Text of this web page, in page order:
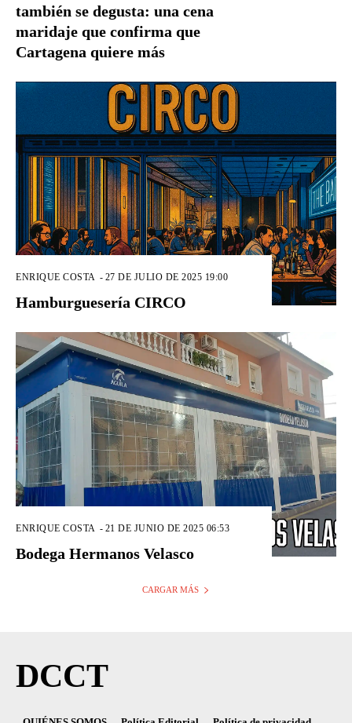
también se degusta: una cena
maridaje que confirma que
Cartagena quiere más
ENRIQUE COSTA - 27 DE JULIO DE 2025 19:00
Hamburguesería CIRCO
ENRIQUE COSTA - 21 DE JUNIO DE 2025 06:53
Bodega Hermanos Velasco
CARGAR MÁS
DCCT